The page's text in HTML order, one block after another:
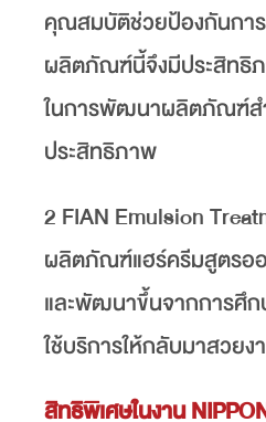
คุณสมบัติช่วยป้องกันการ
ผลิตภัณฑ์นี้จึงมีประสิทธิ
ในการพัฒนาผลิตภัณฑ์สำ
ประสิทธิภาพ
2 FIAN Emulsion
ผลิตภัณฑ์แฮร์ครีมสูตรออ
และพัฒนาขึ้นจากการศึก
ใช้บริการให้กลับมาสวย
สิทธิพิเศษในงาน